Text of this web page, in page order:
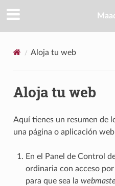
Aloja tu web
Aloja tu web
Aquí tienes un resumen de
una página o aplicación
En el Panel de Control
ordinaria con acceso por
para que sea la